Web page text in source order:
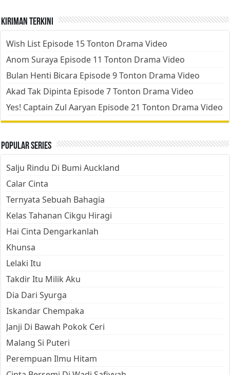
Kiriman Terkini
Wish List Episode 15 Tonton Drama Video
Anom Suraya Episode 11 Tonton Drama Video
Bulan Henti Bicara Episode 9 Tonton Drama Video
Akad Tak Dipinta Episode 7 Tonton Drama Video
Yes! Captain Zul Aaryan Episode 21 Tonton Drama Video
Popular Series
Salju Rindu Di Bumi Auckland
Calar Cinta
Ternyata Sebuah Bahagia
Kelas Tahanan Cikgu Hiragi
Hai Cinta Dengarkanlah
Khunsa
Lelaki Itu
Takdir Itu Milik Aku
Dia Dari Syurga
Iskandar Chempaka
Janji Di Bawah Pokok Ceri
Malang Si Puteri
Perempuan Ilmu Hitam